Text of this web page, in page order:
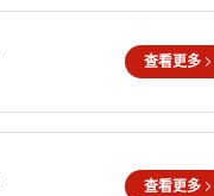
查看更多
查看更多